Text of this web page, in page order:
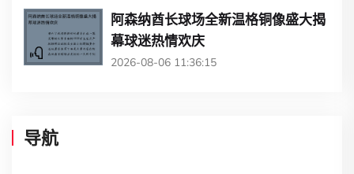
阿森纳酋长球场全新温格铜像盛大揭
幕球迷热情欢庆
2026-08-06 11:36:15
导航